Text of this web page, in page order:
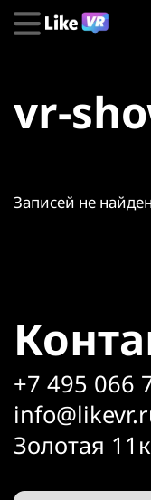
vr-
Записей не
+7 495 066
Золотая